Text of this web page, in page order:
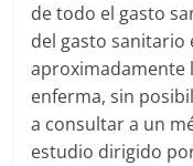
de todo el gasto
del gasto sanitario
aproximadamente
enferma, sin
a consultar a un
estudio dirigido